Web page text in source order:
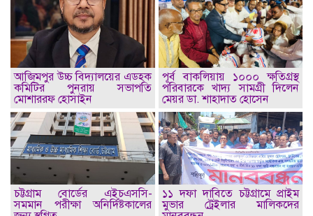
আজিমপুর উচ্চ বিদ্যালয়ের এডহক
কমিটির পুনরায় সভাপতি
মোশাররফ হোসাইন
পূর্ব বাকলিয়ায় ১০০০ ক্ষতিগ্রস্থ
পরিবারকে খাদ্য সামগ্রী দিলেন
মেয়র ডা. শাহাদাত হোসেন
চট্টগ্রাম বোর্ডের এইচএসসি-
সমমান পরীক্ষা অনির্দিষ্টকালের
১১ দফা দাবিতে চট্টগ্রামে প্রাইম
মুভার ট্রেইলার মালিকদের